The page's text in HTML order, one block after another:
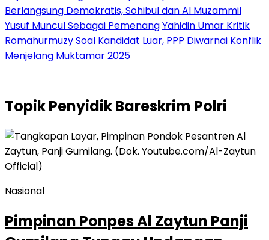
Berlangsung Demokratis, Sohibul dan Al Muzammil
Yusuf Muncul Sebagai PemenangYahidin Umar Kritik
Romahurmuzy Soal Kandidat Luar, PPP Diwarnai Konflik
Menjelang Muktamar 2025
TopikPenyidik Bareskrim Polri
Nasional
Pimpinan Ponpes Al Zaytun Panji